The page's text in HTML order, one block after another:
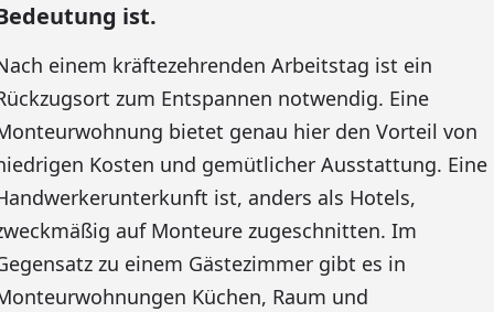
ist.
einem kräftezehrenden Arbeitstag ist ein
zum Entspannen notwendig. Eine
bietet genau hier den Vorteil von
Kosten und gemütlicher Ausstattung. Eine
ist, anders als Hotels,
auf Monteure zugeschnitten. Im
zu einem Gästezimmer gibt es in
Küchen, Raum und